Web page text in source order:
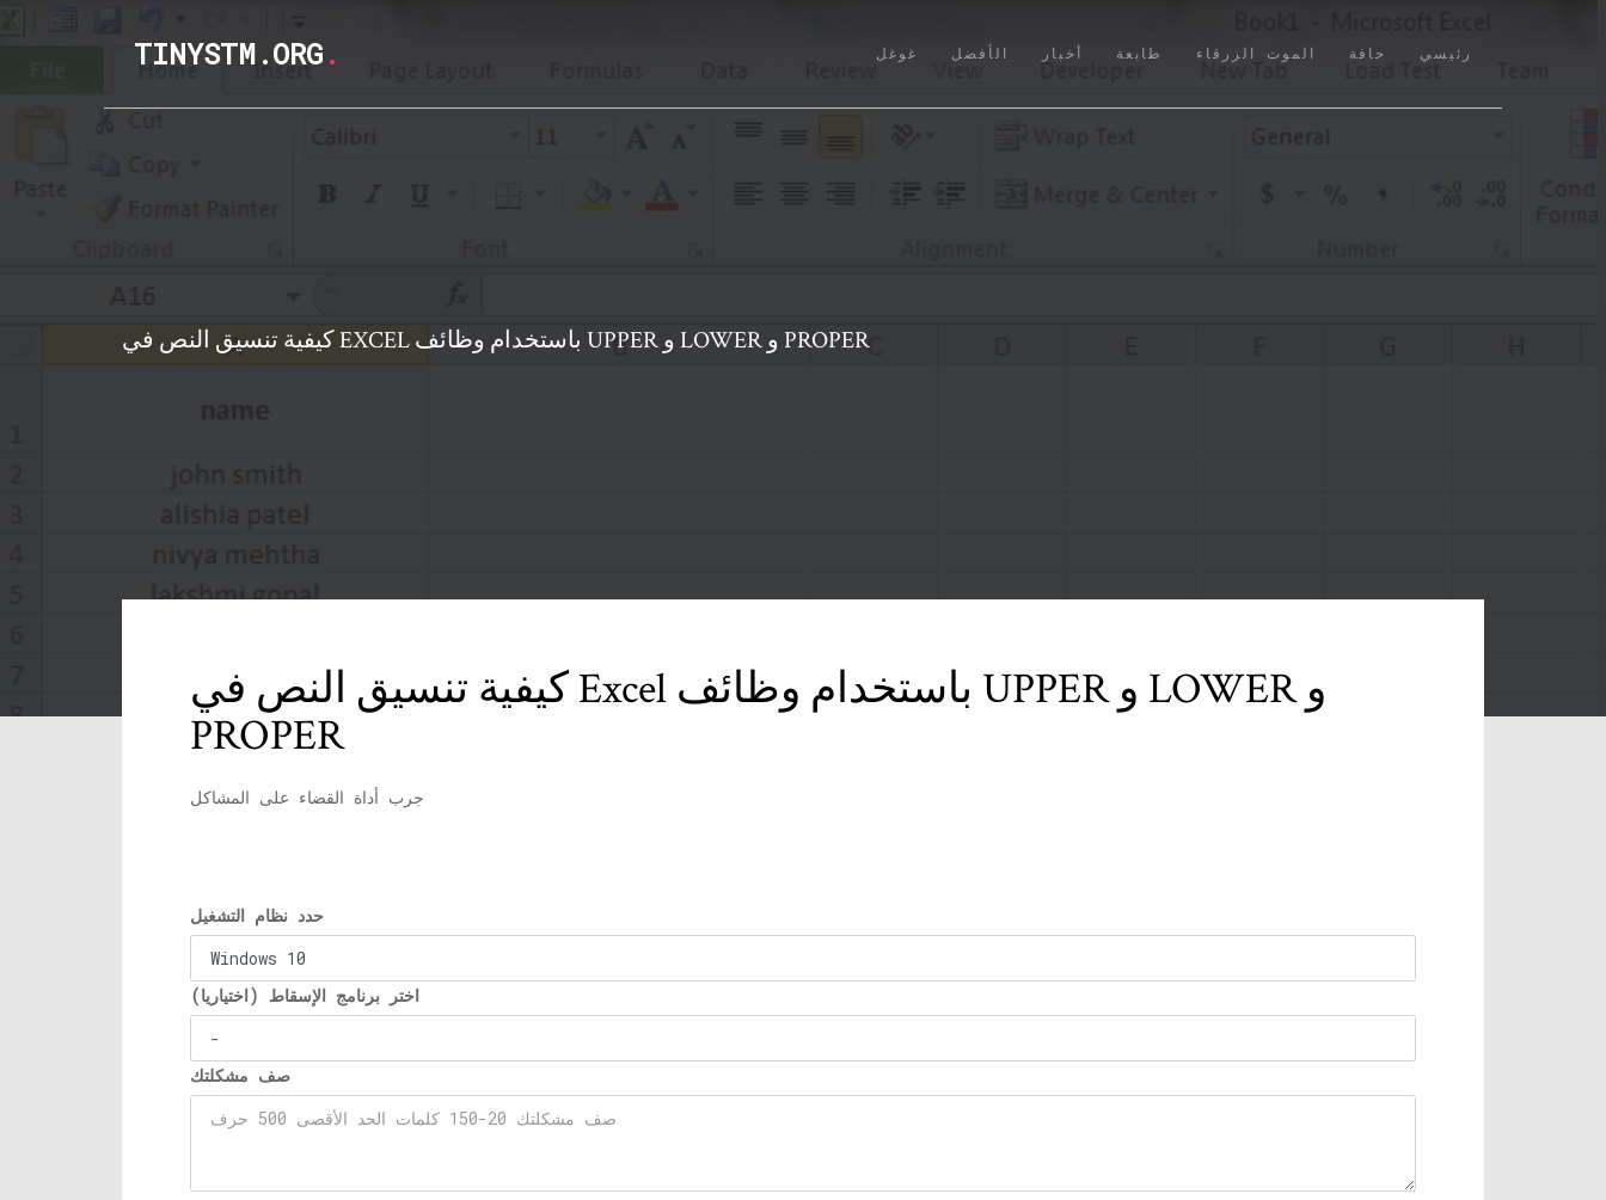
TINYSTM.ORG. رئيسي
(CURRENT) حافة الموت الزرقاء طابعة أخبار الأفضل غوغل
كيفية تنسيق النص في EXCEL باستخدام وظائف UPPER و LOWER و PROPER
كيفية تنسيق النص في Excel باستخدام وظائف UPPER و LOWER و
PROPER
جرب أداة القضاء على المشاكل
حدد نظام التشغيل
اختر برنامج الإسقاط (اختياريا)
صف مشكلتك